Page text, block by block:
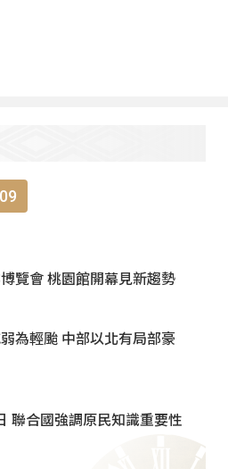
覽會 桃園館開幕見新趨勢
為輕颱 中部以北有局部豪
聯合國強調原民知識重要性